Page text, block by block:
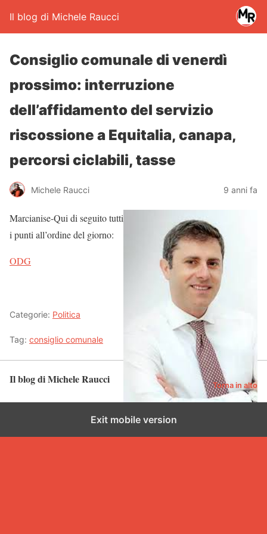
Il blog di Michele Raucci
Consiglio comunale di venerdì
prossimo: interruzione
dell’affidamento del servizio
riscossione a Equitalia, canapa,
percorsi ciclabili, tasse
Michele Raucci 9 anni fa
Marcianise-Qui di seguito tutti
i punti all’ordine del giorno:
ODG
Categorie: Politica
Tag: consiglio comunale
Il blog di Michele Raucci Torna in alto
Exit mobile version